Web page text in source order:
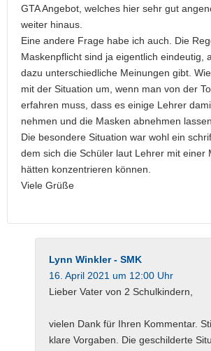
GTA Angebot, welches hier sehr gut
weiter hinaus.
Eine andere Frage habe ich auch. Die
Maskenpflicht sind ja eigentlich eindeutig,
dazu unterschiedliche Meinungen gibt.
mit der Situation um, wenn man von der
erfahren muss, dass es einige Lehrer
nehmen und die Masken abnehmen
Die besondere Situation war wohl ein
dem sich die Schüler laut Lehrer mit einer
hätten konzentrieren können.
Viele Grüße
Lynn Winkler - SMK
16. April 2021 um 12:00 Uhr
Lieber Vater von 2 Schulkindern,
vielen Dank für Ihren Kommentar.
klare Vorgaben. Die geschilderte